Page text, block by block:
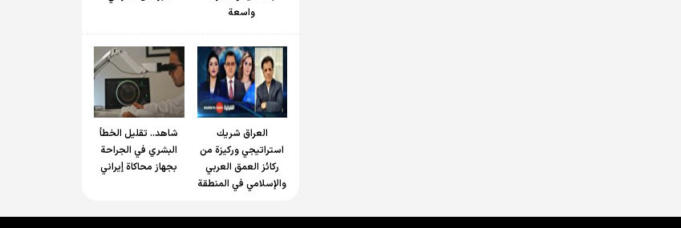
واسعة
العراق شريك
استراتيجي وركيزة من
ركائز العمق العربي
والإسلامي في المنطقة
شاهد.. تقليل الخطأ
البشري في الجراحة
بجهاز محاكاة إيراني